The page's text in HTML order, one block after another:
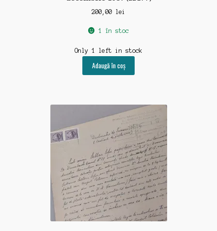
200,00 lei
1 în stoc
Only 1 left in stock
Adaugă în coș